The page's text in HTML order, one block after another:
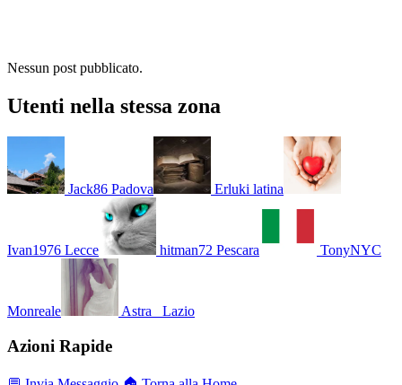
Nessun post pubblicato.
Utenti nella stessa zona
Jack86 Padova Erluki latina
Ivan1976 Lecce hitman72 Pescara TonyNYC
Monreale Astra_ Lazio
Azioni Rapide